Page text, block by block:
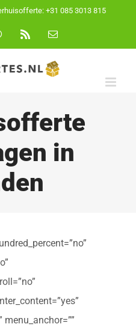
+31 085 3013 815
WhatsApp
E-
in